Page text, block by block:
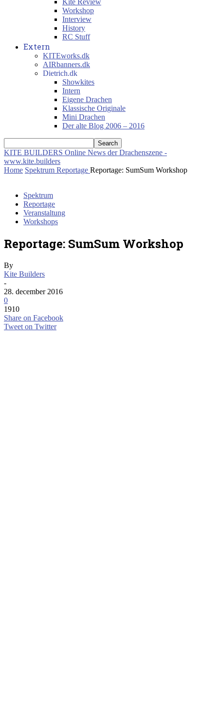
Kite Review
Workshop
Interview
History
RC Stuff
Extern
KITEworks.dk
AIRbanners.dk
Dietrich.dk
Showkites
Intern
Eigene Drachen
Klassische Originale
Mini Drachen
Der alte Blog 2006 – 2016
KITE BUILDERS Online News der Drachenszene -
www.kite.builders
Home Spektrum Reportage Reportage: SumSum Workshop
Spektrum
Reportage
Veranstaltung
Workshops
Reportage: SumSum Workshop
By
Kite Builders
-
28. december 2016
0
1910
Share on Facebook
Tweet on Twitter